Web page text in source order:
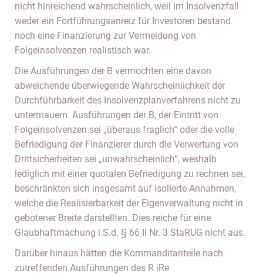
nicht hinreichend wahrscheinlich, weil im Insolvenzfall
weder ein Fortführungsanreiz für Investoren bestand
noch eine Finanzierung zur Vermeidung von
Folgeinsolvenzen realistisch war.
Die Ausführungen der B vermochten eine davon
abweichende überwiegende Wahrscheinlichkeit der
Durchführbarkeit des Insolvenzplanverfahrens nicht zu
untermauern. Ausführungen der B, der Eintritt von
Folgeinsolvenzen sei „überaus fraglich“ oder die volle
Befriedigung der Finanzierer durch die Verwertung von
Drittsicherheiten sei „unwahrscheinlich“, weshalb
lediglich mit einer quotalen Befriedigung zu rechnen sei,
beschränkten sich insgesamt auf isolierte Annahmen,
welche die Realisierbarkeit der Eigenverwaltung nicht in
gebotener Breite darstellten. Dies reiche für eine
Glaubhaftmachung i.S.d. § 66 II Nr. 3 StaRUG nicht aus.
Darüber hinaus hätten die Kommanditanteile nach
zutreffenden Ausführungen des R iRe